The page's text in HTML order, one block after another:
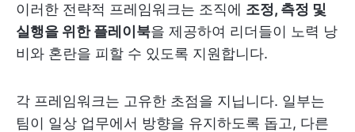
이러한 전략적 프레임워크는 조직에 조정, 측정 및
실행을 위한 플레이북을 제공하여 리더들이 노력 낭
비와 혼란을 피할 수 있도록 지원합니다.
각 프레임워크는 고유한 초점을 지닙니다. 일부는
팀이 일상 업무에서 방향을 유지하도록 돕고, 다른